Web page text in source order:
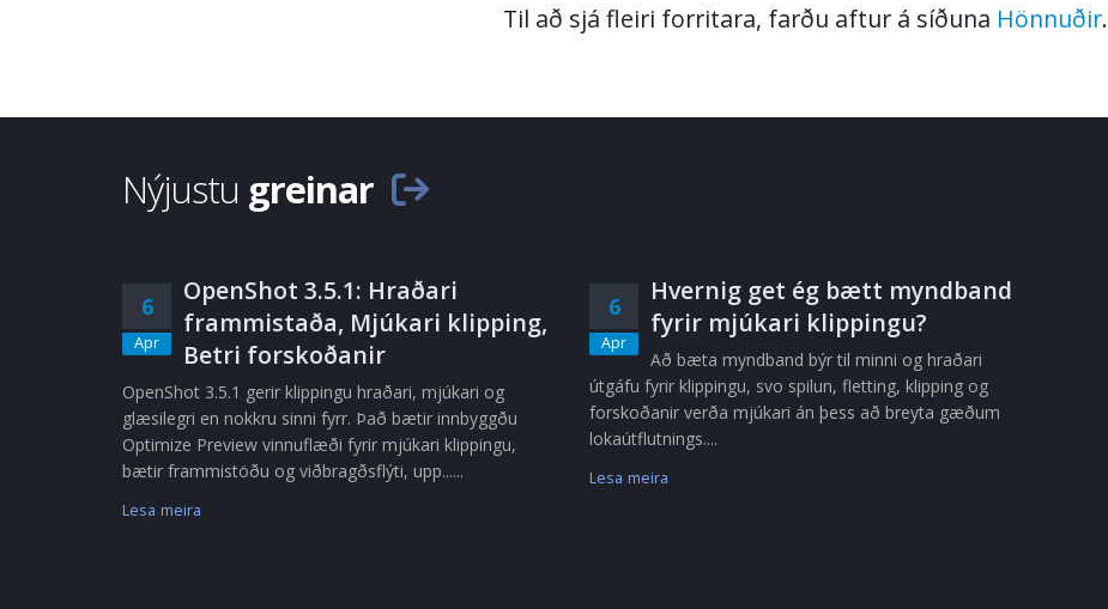
Til að sjá fleiri forritara, farðu aftur á síðuna Hönnuðir.
Nýjustu greinar
6
Apr
OpenShot 3.5.1: Hraðari
frammistaða, Mjúkari klipping,
Betri forskoðanir
OpenShot 3.5.1 gerir klippingu hraðari, mjúkari og
glæsilegri en nokkru sinni fyrr. Það bætir innbyggðu
Optimize Preview vinnuflæði fyrir mjúkari klippingu,
bætir frammistöðu og viðbragðsflýti, upp......
Lesa meira
6
Apr
Hvernig get ég bætt myndband
fyrir mjúkari klippingu?
Að bæta myndband býr til minni og hraðari
útgáfu fyrir klippingu, svo spilun, fletting, klipping og
forskoðanir verða mjúkari án þess að breyta gæðum
lokaútflutnings....
Lesa meira